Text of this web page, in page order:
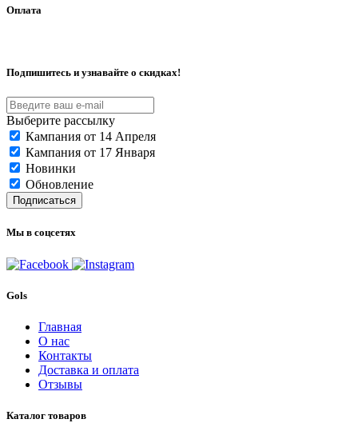
Оплата
Подпишитесь и узнавайте о скидках!
Выберите рассылку
Кампания от 14 Апреля
Кампания от 17 Января
Новинки
Обновление
Подписаться
Мы в соцсетях
Gols
Главная
О нас
Контакты
Доставка и оплата
Отзывы
Каталог товаров